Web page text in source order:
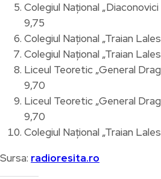
Colegiul Național
9,75
Colegiul Național „Traian
Colegiul Național „Traian
Liceul Teoretic „General
9,70
Liceul Teoretic „General
9,70
Colegiul Național „Traian
Sursa: radioresita.ro